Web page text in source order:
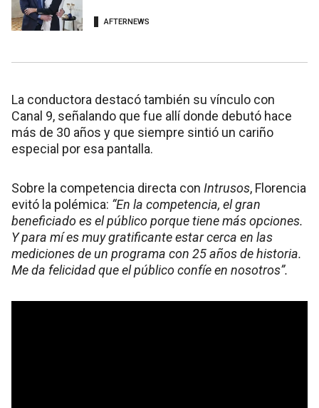
AFTERNEWS
La conductora destacó también su vínculo con
Canal 9, señalando que fue allí donde debutó hace
más de 30 años y que siempre sintió un cariño
especial por esa pantalla.
Sobre la competencia directa con Intrusos, Florencia
evitó la polémica: “En la competencia, el gran
beneficiado es el público porque tiene más opciones.
Y para mí es muy gratificante estar cerca en las
mediciones de un programa con 25 años de historia.
Me da felicidad que el público confíe en nosotros”.